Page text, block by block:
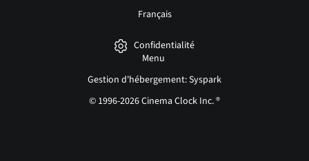
Français
Confidentialité
Menu
Gestion d'hébergement: Syspark
© 1996-2026 Cinema Clock Inc. ®